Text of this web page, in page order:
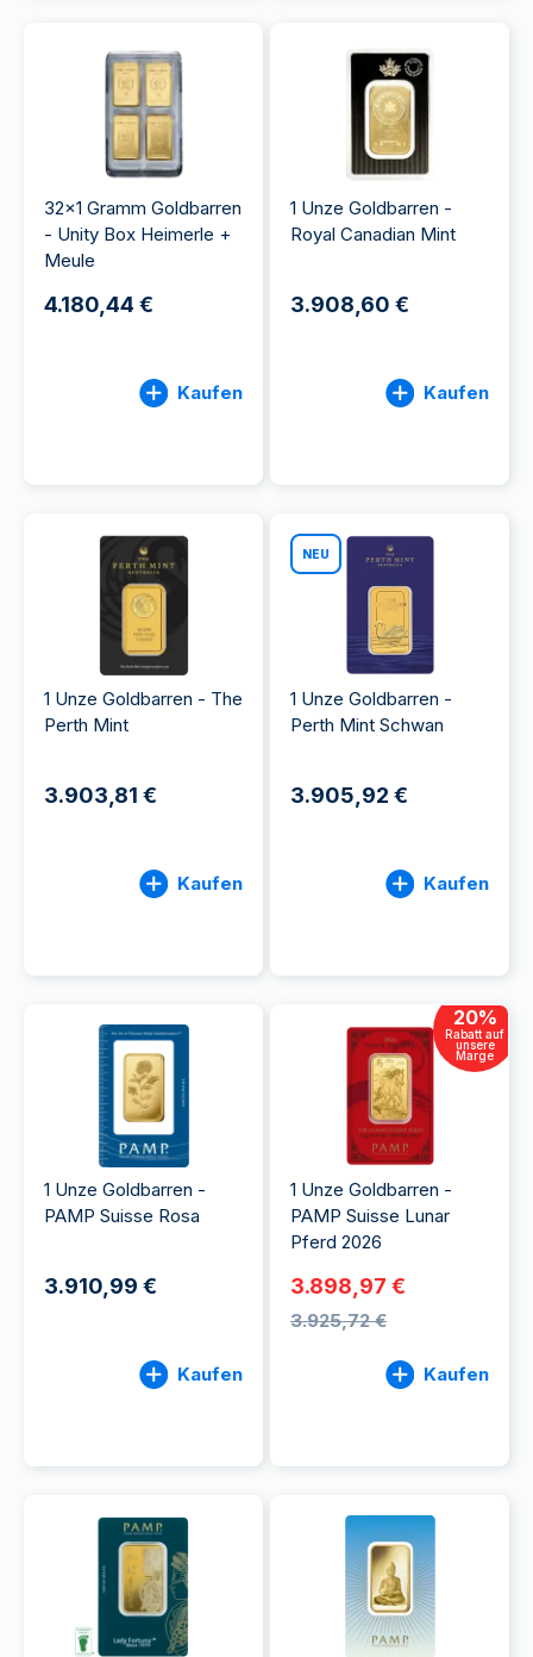
32x1 Gramm Goldbarren
- Unity Box Heimerle +
Meule
4.180,44 €
Kaufen
1 Unze Goldbarren -
Royal Canadian Mint
3.908,60 €
Kaufen
1 Unze Goldbarren - The
Perth Mint
3.903,81 €
Kaufen
NEU
1 Unze Goldbarren -
Perth Mint Schwan
3.905,92 €
Kaufen
1 Unze Goldbarren -
PAMP Suisse Rosa
3.910,99 €
Kaufen
20%
Rabatt auf
unsere
Marge
1 Unze Goldbarren -
PAMP Suisse Lunar
Pferd 2026
3.898,97 €
3.925,72 €
Kaufen